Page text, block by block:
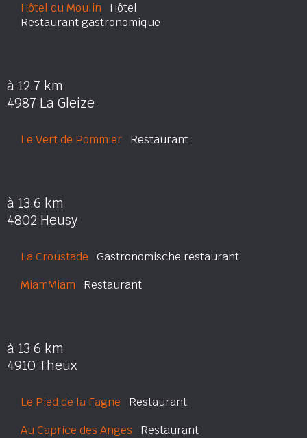
Hôtel du Moulin Hôtel
Restaurant gastronomique
à 12.7 km
4987 La Gleize
Le Vert de Pommier Restaurant
à 13.6 km
4802 Heusy
La Croustade Gastronomische restaurant
MiamMiam Restaurant
à 13.6 km
4910 Theux
Le Pied de la Fagne Restaurant
Au Caprice des Anges Restaurant